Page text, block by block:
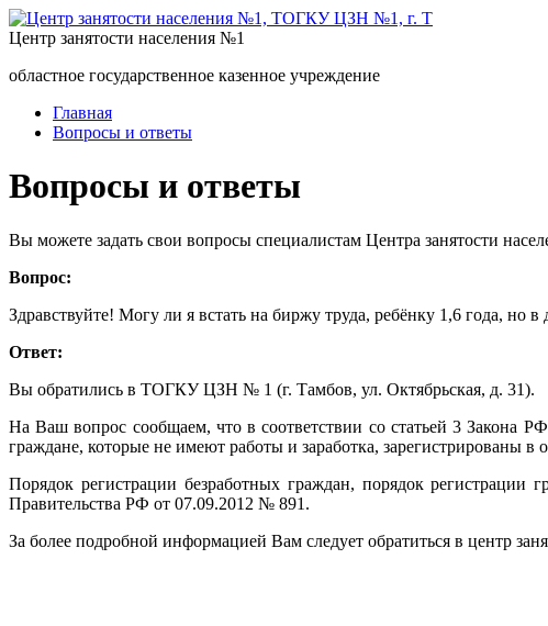
Центр занятости населения №1
областное государственное казенное учреждение
Главная
Вопросы и ответы
Вопросы и ответы
Вы можете задать свои вопросы специалистам Центра занятости
Вопрос:
Здравствуйте! Могу ли я встать на биржу труда, ребёнку 1,6 года, но в
Ответ:
Вы обратились в ТОГКУ ЦЗН № 1 (г. Тамбов, ул. Октябрьская, д. 31).
На Ваш вопрос сообщаем, что в соответствии со статьей 3 Закона
граждане, которые не имеют работы и заработка, зарегистрированы
Порядок регистрации безработных граждан, порядок
Правительства РФ от 07.09.2012 № 891.
За более подробной информацией Вам следует обратиться в центр